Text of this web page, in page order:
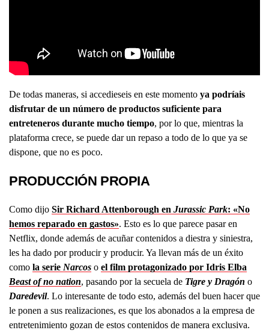
De todas maneras, si accedieseis en este momento ya podríais
disfrutar de un número de productos suficiente para
entreteneros durante mucho tiempo, por lo que, mientras la
plataforma crece, se puede dar un repaso a todo de lo que ya se
dispone, que no es poco.
PRODUCCIÓN PROPIA
Como dijo Sir Richard Attenborough en Jurassic Park: «No
hemos reparado en gastos». Esto es lo que parece pasar en
Netflix, donde además de acuñar contenidos a diestra y siniestra,
les ha dado por producir y producir. Ya llevan más de un éxito
como la serie Narcos o el film protagonizado por Idris Elba
Beast of no nation, pasando por la secuela de Tigre y Dragón o
Daredevil. Lo interesante de todo esto, además del buen hacer que
le ponen a sus realizaciones, es que los abonados a la empresa de
entretenimiento gozan de estos contenidos de manera exclusiva.